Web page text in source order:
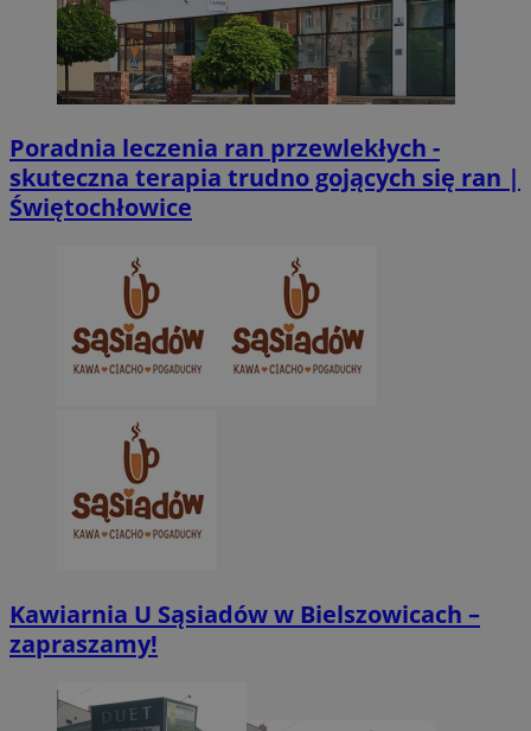
Poradnia leczenia ran przewlekłych -
skuteczna terapia trudno gojących się ran |
Świętochłowice
Kawiarnia U Sąsiadów w Bielszowicach –
zapraszamy!